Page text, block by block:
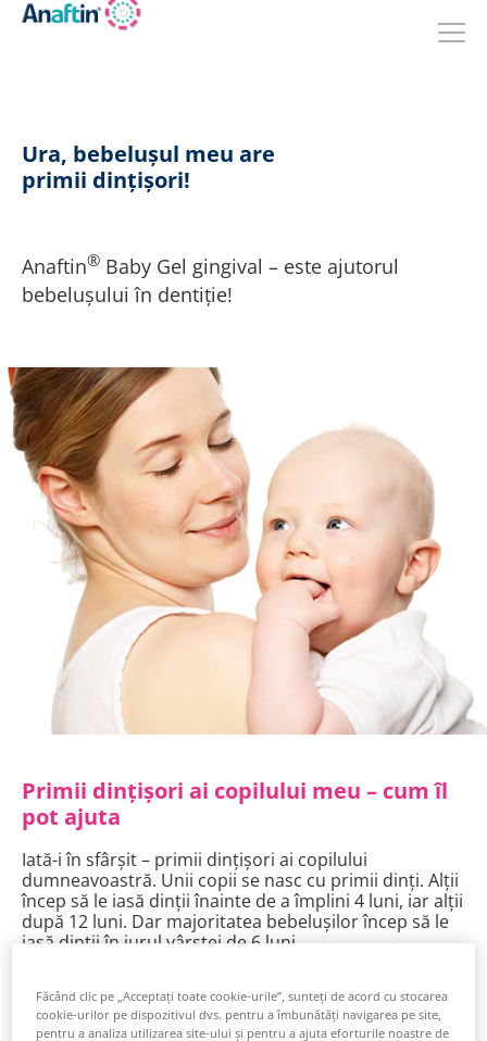
Sari
Ura, bebelușul meu are
primii dințișori!
Anaftin® Baby Gel gingival – este ajutorul
bebelușului în dentiție!
Primii dințișori ai copilului meu – cum îl
pot ajuta
Iată-i în sfârșit – primii dințișori ai copilului
dumneavoastră. Unii copii se nasc cu primii dinți. Alții
încep să le iasă dinții înainte de a împlini 4 luni, iar alții
după 12 luni. Dar majoritatea bebelușilor încep să le
iasă dinții în jurul vârstei de 6 luni.
plânge mai frecvent, pofta de mâncare poate fi
diminuată, somnul se poate deregla și începe să
Făcând clic pe „Acceptați toate cookie-urile”, sunteți de acord cu stocarea
cookie-urilor pe dispozitivul dvs. pentru a îmbunătăți navigarea pe site,
pentru a analiza utilizarea site-ului și pentru a ajuta eforturile noastre de